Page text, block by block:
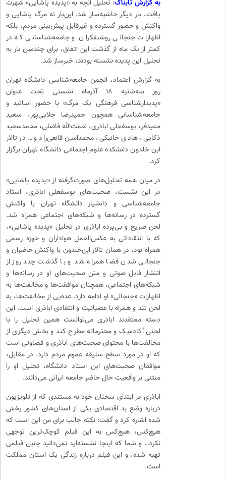
به گزارش تابناک: تحلیل آنچه به «پدیده پاشایی» شهرت
یافت، بار دیگر حاشیه‌ساز شد. این‌بار نه مرگ پاشایی و
واکنش و حضور گسترده و غیرقابل پیش‌بینی مردم، بلکه
اظهارات جنجالی روشنفکران و جامعه‌شناسانی که در
کمتر از یک ماه از گذشت این اتفاق، برای چندمین بار به
تحلیل این پدیده نشسته بودند، خبرساز شد.
به گزارش اعتماد، انجمن جامعه‌شناسی دانشگاه تهران
روز سه‌شنبه ١٨ آذرماه نشستی تحت عنوان
«پدیدارشناسی فرهنگی یک مرگ» با حضور اساتید و
جامعه‌شناسانی همچون حمیدرضا جلایی‌پور، سعید
معیدفر، یوسفعلی اباذری، نعمت‌الله فاضلی، محمدسعید
ذکایی، هادی خانیکی، محمد‌امین قانعی‌راد و… در تالار
ابن خلدون دانشکده علوم اجتماعی دانشگاه تهران برگزار
کرد.
در میان همه تحلیل‌های صورت‌گرفته از «پدیده پاشایی»
در این نشست، صحبت‌های یوسفعلی اباذری، استاد
جامعه‌شناسی و دانشیار دانشگاه تهران با واکنش
گسترده در رسانه‌ها و شبکه‌های اجتماعی همراه شد.
لحن صریح و بی‌پرده اباذری در تحلیل «پدیده پاشایی»،
که با انتقاداتی به عکس‌العمل هواداران و حوزه رسمی
همراه بود، در همان تالار ابن‌خلدون با واکنش حاضران و
جنجالی شدن فضا همراه شد و با گذشت چند روز از
انتشار فایل صوتی و متن صحبت‌های او در رسانه‌ها و
شبکه‌های اجتماعی، همچنان موافقت‌ها و مخالفت‌ها به
اظهارات «جنجالی» او ادامه دارد. عده‌یی از مخالفت‌ها، به
لحن تند و همراه با عصبانیت و انتقادی اباذری است. این
دسته معتقدند اباذری می‌توانست همین تحلیل را با
لحنی آکادمیک و محترمانه مطرح کند و بخش دیگری از
مخالفت‌ها با محتوای صحبت‌های اباذری و قضاوتی است
که او در مورد سطح سلیقه عموم مردم دارد. در مقابل،
موافقان صحبت‌های این استاد دانشگاه، تحلیل او را
مبتنی بر واقعیت حال حاضر جامعه ایرانی می‌دانند.
اباذری در ابتدای سخنان خود به مستندی که از تلویزیون
درباره وضع بد اقتصادی یکی از استان‌های کشور پخش
شده اشاره کرد و گفت: نکته جالب برای من این است که
هیچ‌کس، هیچ‌کس به این فیلم کوچک‌ترین توجهی
نکرد… و شما که اینجا نشسته‌اید نمی‌دانید چنین فیلمی
تهیه شده، و این فیلم درباره زندگی یک استان مملکت
است.